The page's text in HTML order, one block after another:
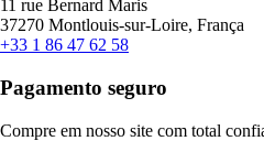
11 rue Bernard Maris
37270 Montlouis-sur-Loire, França
+33 1 86 47 62 58
Pagamento seguro
Compre em nosso site com total